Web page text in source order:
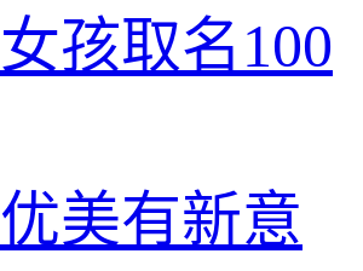
孩取名100
美有新意